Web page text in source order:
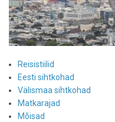
Reisistiilid
Eesti sihtkohad
Välismaa sihtkohad
Matkarajad
Mõisad